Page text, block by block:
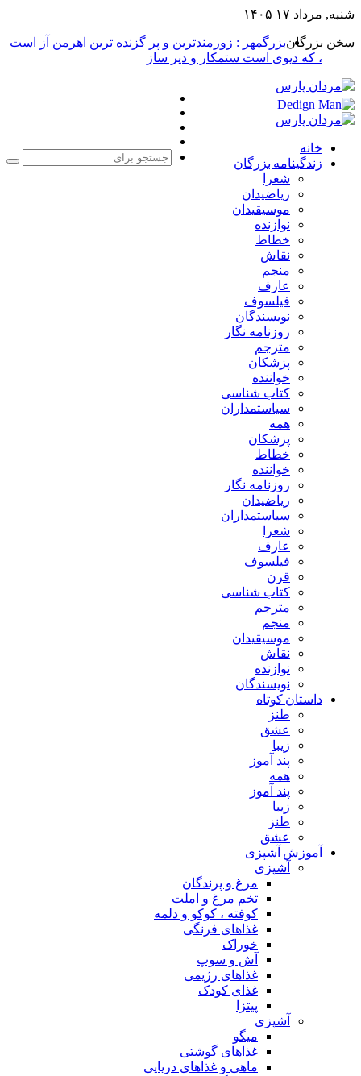
شنبه, مرداد ۱۷ ۱۴۰۵
سخن بزرگانبزرگمهر : زورمندترین و پر گزنده ترین اهرمن آز است
، که دیوی است ستمکار و دیر ساز
خانه
زندگینامه بزرگان
شعرا
ریاضیدان
موسیقیدان
نوازنده
خطاط
نقاش
منجم
عارف
فیلسوف
نویسندگان
روزنامه نگار
مترجم
پزشکان
خواننده
کتاب شناسی
سیاستمداران
همه
پزشکان
خطاط
خواننده
روزنامه نگار
ریاضیدان
سیاستمداران
شعرا
عارف
فیلسوف
قرن
کتاب شناسی
مترجم
منجم
موسیقیدان
نقاش
نوازنده
نویسندگان
داستان کوتاه
طنز
عشق
زیبا
پند آموز
همه
پند آموز
زیبا
طنز
عشق
آموزش آشپزی
آشپزی
مرغ و پرندگان
تخم مرغ و املت
کوفته ، کوکو و دلمه
غذاهای فرنگی
خوراک
آش و سوپ
غذاهای رژیمی
غذای کودک
پیتزا
آشپزی
میگو
غذاهای گوشتی
ماهی و غذاهای دریایی